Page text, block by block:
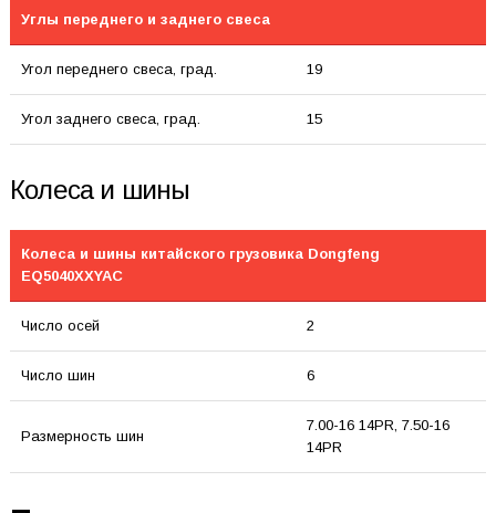
Углы переднего и заднего свеса
Угол переднего свеса, град. 19
Угол заднего свеса, град. 15
Колеса и шины
Колеса и шины китайского грузовика Dongfeng
EQ5040XXYAC
Число осей 2
Число шин 6
Размерность шин
7.00-16 14PR, 7.50-16
14PR